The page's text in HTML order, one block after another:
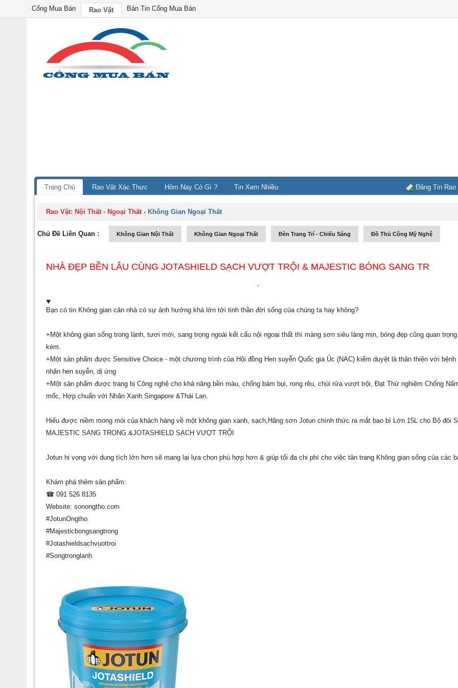
Cổng Mua Bán Rao Vặt Bản Tin Cổng Mua Bán
Trang Chủ Rao Vặt Xác Thực Hôm Nay Có Gì ? Tin Xem Nhiều Đăng Tin Rao
Rao Vặt: Nội Thất - Ngoại Thất- Không Gian Ngoại Thất
Chủ Đề Liên Quan : Không Gian Nội Thất Không Gian Ngoại Thất Đèn Trang Trí - Chiếu Sáng Đồ Thủ Công Mỹ Nghệ
NHÀ ĐẸP BỀN LÂU CÙNG JOTASHIELD SẠCH VƯỢT TRỘI & MAJESTIC BÓNG SANG TR
-
Bạn có tin Không gian căn nhà có sự ảnh hưởng khá lớn tới tinh thần đời sống của chúng ta hay không?
+Một không gian sống trong lành, tươi mới, sang trọng ngoài kết cấu nội ngoại thất thì màng sơn siêu láng mịn, bóng đẹp cũng quan
kém.
+Một sản phẩm được Sensitive Choice - một chương trình của Hội đồng Hen suyễn Quốc gia Úc (NAC) kiểm duyệt là thân thiện với bệnh
nhân hen suyễn, dị ứng
+Một sản phẩm được trang bị Công nghệ cho khả năng bền màu, chống bám bụi, rong rêu, chùi rửa vượt trội, Đạt Thử nghiệm Chống
mốc, Hợp chuẩn với Nhãn Xanh Singapore &Thái Lan.
Hiểu được niềm mong mỏi của khách hàng về một không gian xanh, sạch,Hãng sơn Jotun chính thức ra mắt bao bì Lớn 15L cho Bộ đôi
MAJESTIC SANG TRỌNG &JOTASHIELD SẠCH VƯỢT TRỘI
Jotun hi vọng với dung tích lớn hơn sẽ mang lại lựa chọn phù hợp hơn & giúp tối đa chi phí cho việc tân trang Không gian sống của các
Khám phá thêm sản phẩm:
☎ 091 526 8135
Website: sonongtho.com
#JotunOngtho
#Majesticbongsangtrong
#Jotashieldsachvuottroi
#Songtronglanh